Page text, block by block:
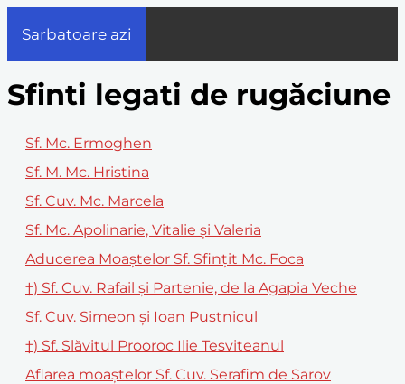
Sarbatoare azi
Sfinti legati de rugăciune
Sf. Mc. Ermoghen
Sf. M. Mc. Hristina
Sf. Cuv. Mc. Marcela
Sf. Mc. Apolinarie, Vitalie și Valeria
Aducerea Moaștelor Sf. Sfințit Mc. Foca
†) Sf. Cuv. Rafail și Partenie, de la Agapia Veche
Sf. Cuv. Simeon și Ioan Pustnicul
†) Sf. Slăvitul Prooroc Ilie Tesviteanul
Aflarea moaștelor Sf. Cuv. Serafim de Sarov